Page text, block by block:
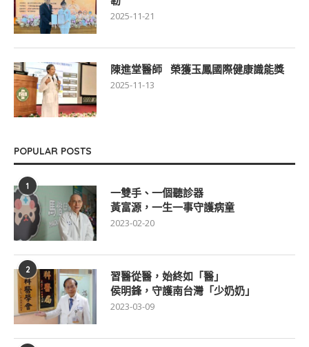
2025-11-21
陳進堂醫師 榮獲玉鳳國際健康識能獎
2025-11-13
POPULAR POSTS
1
一雙手、一個聽診器
黃富源，一生一事守護病童
2023-02-20
2
習醫從醫，始終如「醫」
侯明鋒，守護南台灣「少奶奶」
2023-03-09